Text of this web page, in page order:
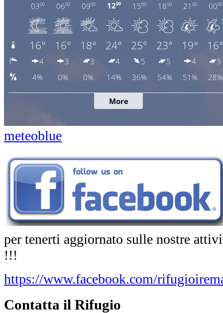
meteoblue
per tenerti aggiornato sulle nostre
!!!
https://www.facebook.com/
Contatta il Rifugio